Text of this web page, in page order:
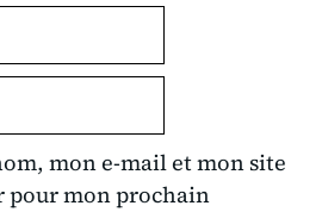
mon e-mail et mon site
pour mon prochain